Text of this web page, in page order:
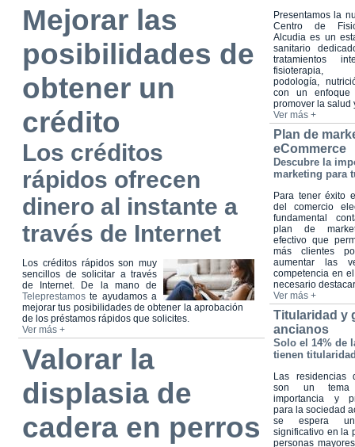
Mejorar las
posibilidades de
obtener un
crédito
Los créditos
rápidos ofrecen
dinero al instante a
través de Internet
Los créditos rápidos son muy
sencillos de solicitar a través
de Internet. De la mano de
Teleprestamos te ayudamos a
mejorar tus posibilidades de obtener la aprobación
de los préstamos rápidos que solicites.
Ver más +
Valorar la
displasia de
cadera en perros
Presentamos la
Centro de
Alcudia es un
sanitario
tratamientos
fisioterapia,
podología,
con un enfoque
promover la salud
Ver más +
Plan de
eCommerce
Descubre la
marketing para
Para tener éxito
del comercio
fundamental
plan de
efectivo que
más clientes
aumentar las
competencia en
necesario
Ver más +
Titularidad y
ancianos
Solo el 14% de
tienen
Las residencias
son un
importancia y
para la sociedad
se espera un
significativo en la
personas